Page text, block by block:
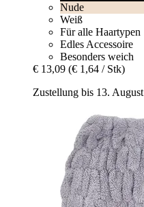
Nude
Weiß
Für alle Haartypen
Edles Accessoire
Besonders weich
€ 13,09 (€ 1,64 / Stk)
Zustellung bis 13. August